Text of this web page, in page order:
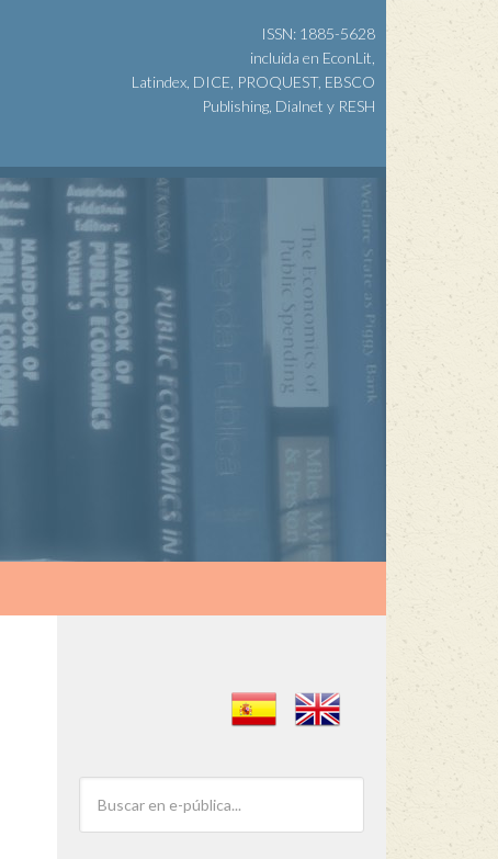
ISSN: 1885-5628
incluida en EconLit,
Latindex, DICE, PROQUEST, EBSCO
Publishing, Dialnet y RESH